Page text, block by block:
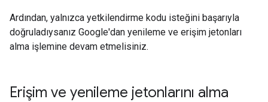
Ardından, yalnızca yetkilendirme kodu isteğini başarıyla
doğruladıysanız Google'dan yenileme ve erişim jetonları
alma işlemine devam etmelisiniz.
Erişim ve yenileme jetonlarını alma